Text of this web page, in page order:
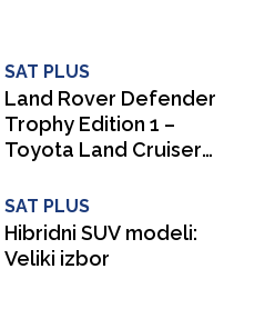
SAT PLUS
Land Rover Defender
Trophy Edition 1 –
Toyota Land Cruiser
za beg iz civilizacije
SAT PLUS
Hibridni SUV modeli:
Veliki izbor